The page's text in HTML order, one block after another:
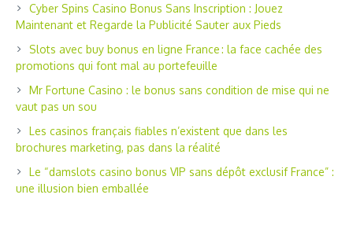
Cyber Spins Casino Bonus Sans Inscription : Jouez
Maintenant et Regarde la Publicité Sauter aux Pieds
Slots avec buy bonus en ligne France : la face cachée des
promotions qui font mal au portefeuille
Mr Fortune Casino : le bonus sans condition de mise qui ne
vaut pas un sou
Les casinos français fiables n’existent que dans les
brochures marketing, pas dans la réalité
Le “damslots casino bonus VIP sans dépôt exclusif France” :
une illusion bien emballée